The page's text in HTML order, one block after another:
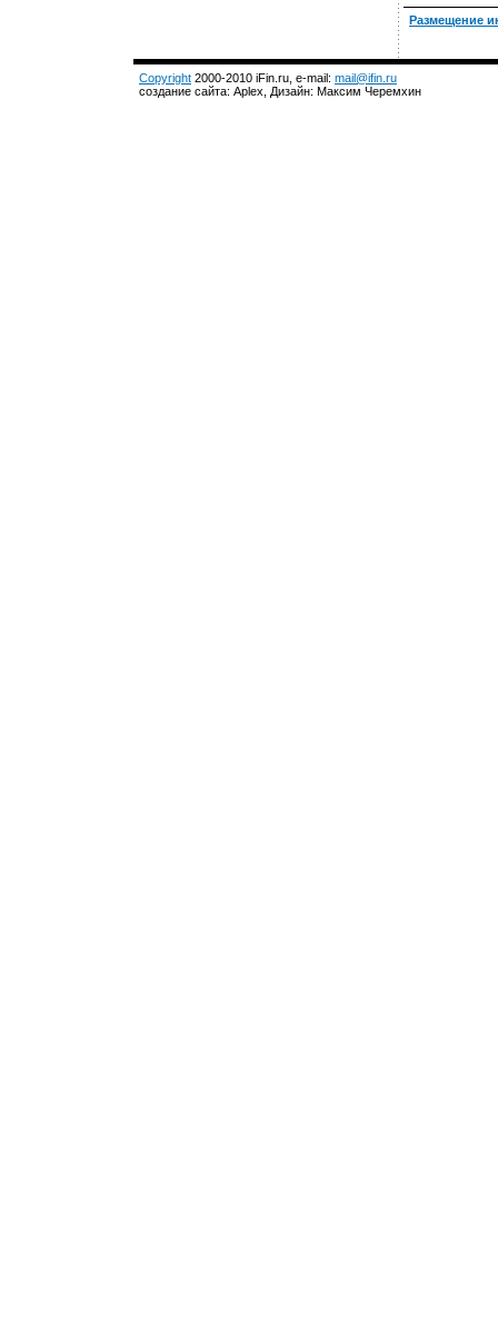
Размещение
Copyright 2000-2010 iFin.ru, e-mail: mail@ifin.ru
создание сайта: Aplex, Дизайн: Максим Черемхин